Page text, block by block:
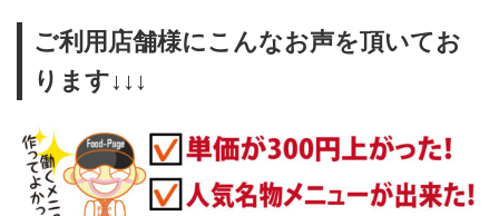
ご利用店舗様にこんなお声を頂いてお
ります↓↓↓